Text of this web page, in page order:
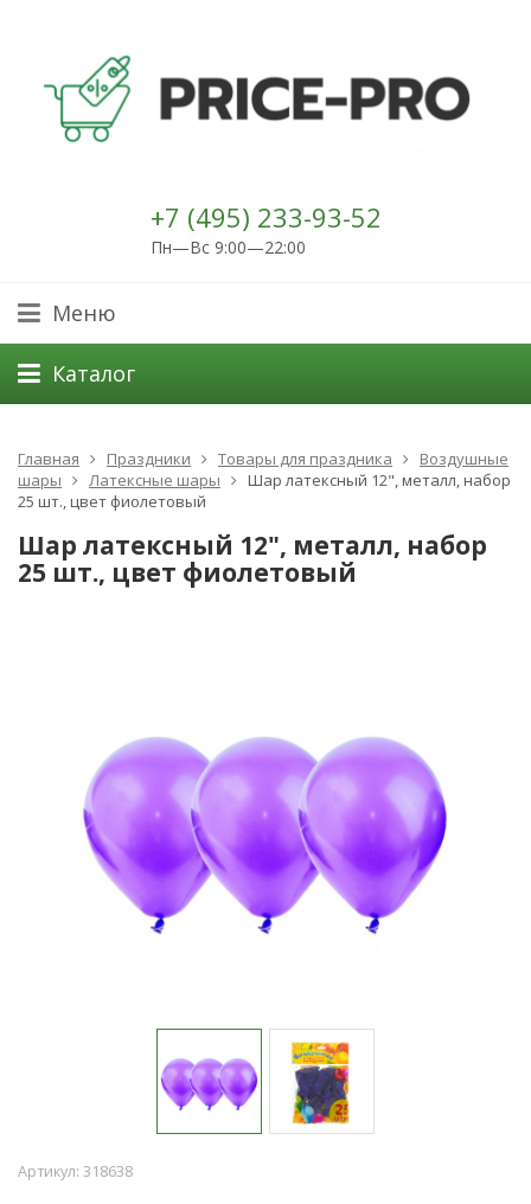
+7 (495) 233-93-52
Пн—Вс 9:00—22:00
Меню
Каталог
Главная Праздники Товары для праздника
Воздушные
шары
Латексные шары
Шар латексный 12", металл, набор
25 шт., цвет фиолетовый
Шар латексный 12", металл, набор
25 шт., цвет фиолетовый
Артикул: 318638